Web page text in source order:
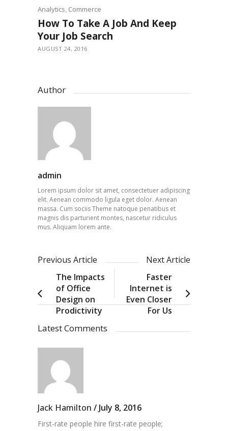
Analytics, Commerce
How To Take A Job And Keep
Your Job Search
AUGUST 24, 2016
Author
admin
Lorem ipsum dolor sit amet, consectetuer adipiscing
elit. Aenean commodo ligula eget dolor. Aenean
massa. Cum sociis Theme natoque penatibus et
magnis dis parturient montes, nascetur ridiculus
mus. Aliquam lorem ante.
Previous Article
Next Article
The Impacts
of Office
Design on
Prodictivity
Faster
Internet is
Even Closer
For Us
Latest Comments
Jack Hamilton / July 8, 2016
First-rate people hire first-rate people;